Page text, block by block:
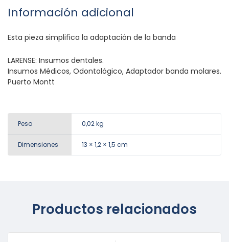
Información adicional
Esta pieza simplifica la adaptación de la banda
LARENSE: Insumos dentales.
Insumos Médicos, Odontológico, Adaptador banda molares.
Puerto Montt
Peso 0,02 kg
Dimensiones 13 × 1,2 × 1,5 cm
Productos relacionados